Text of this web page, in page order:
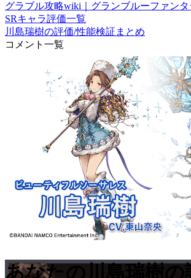
グラブル攻略wiki｜グランブルーファン
SRキャラ評価一覧
川島瑞樹の評価/性能検証まとめ
コメント一覧
あなたの川島瑞樹の